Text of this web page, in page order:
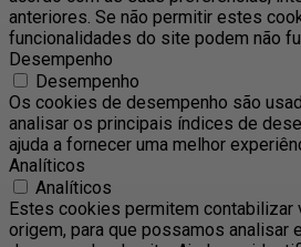
anteriores. Se não permitir estes
funcionalidades do site podem não
Desempenho
Desempenho
Os cookies de desempenho são
analisar os principais índices de
ajuda a fornecer uma melhor
Analíticos
Analíticos
Estes cookies permitem contabilizar
origem, para que possamos analisar